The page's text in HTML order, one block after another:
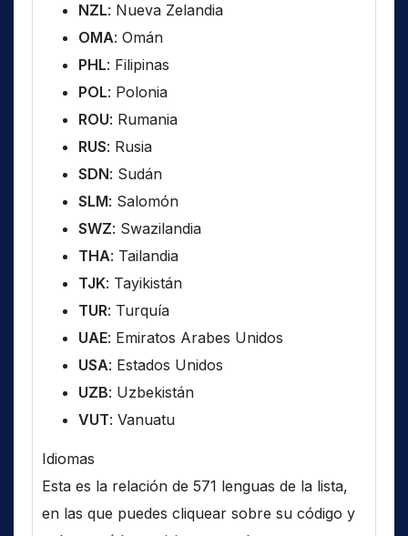
NZL: Nueva Zelandia
OMA: Omán
PHL: Filipinas
POL: Polonia
ROU: Rumania
RUS: Rusia
SDN: Sudán
SLM: Salomón
SWZ: Swazilandia
THA: Tailandia
TJK: Tayikistán
TUR: Turquía
UAE: Emiratos Arabes Unidos
USA: Estados Unidos
UZB: Uzbekistán
VUT: Vanuatu
Idiomas
Esta es la relación de 571 lenguas de la lista,
en las que puedes cliquear sobre su código y